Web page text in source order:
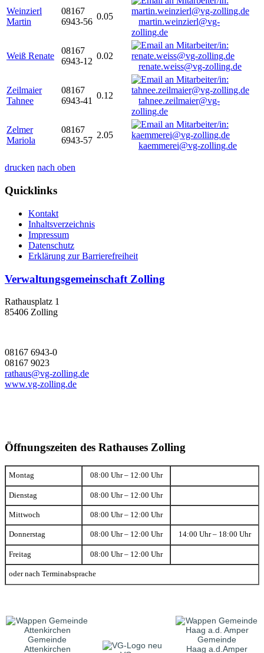
Weinzierl
Martin
08167
6943-56
0.05
martin.weinzierl@vg-
zolling.de
Weiß Renate
08167
6943-12
0.02
renate.weiss@vg-zolling.de
Zeilmaier
Tahnee
08167
6943-41
0.12
tahnee.zeilmaier@vg-
zolling.de
Zelmer
Mariola
08167
6943-57
2.05
kaemmerei@vg-zolling.de
drucken nach oben
Quicklinks
Kontakt
Inhaltsverzeichnis
Impressum
Datenschutz
Erklärung zur Barrierefreiheit
Verwaltungsgemeinschaft Zolling
Rathausplatz 1
85406 Zolling
08167 6943-0
08167 9023
rathaus@vg-zolling.de
www.vg-zolling.de
Öffnungszeiten des Rathauses Zolling
Montag 08:00 Uhr – 12:00 Uhr
Dienstag 08:00 Uhr – 12:00 Uhr
Mittwoch 08:00 Uhr – 12:00 Uhr
Donnerstag 08:00 Uhr – 12:00 Uhr 14:00 Uhr – 18:00 Uhr
Freitag 08:00 Uhr – 12:00 Uhr
oder nach Terminabsprache
Gemeinde
Attenkirchen
Gemeinde
Haag a.d.Amper